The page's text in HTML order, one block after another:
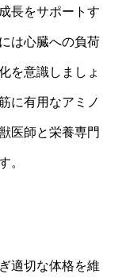
長をサポートす
は心臓への負荷
を意識しましょ
に有用なアミノ
医師と栄養専門
。
適切な体格を維